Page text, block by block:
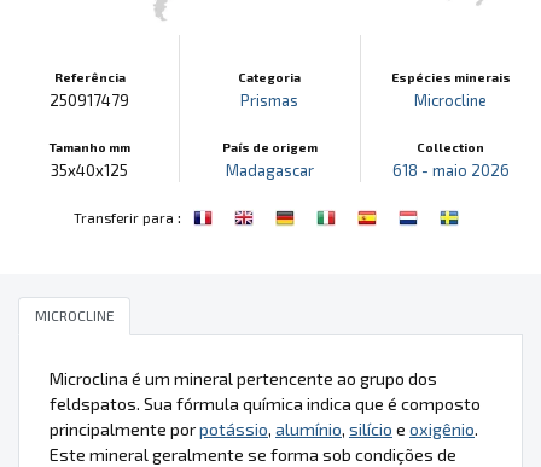
Referência
250917479
Tamanho mm
35x40x125
Categoria
Prismas
País de origem
Madagascar
Espécies minerais
Microcline
Collection
618 - maio 2026
Transferir para :
MICROCLINE
Microclina é um mineral pertencente ao grupo dos
feldspatos. Sua fórmula química indica que é composto
principalmente porpotássio, alumínio, silício e oxigênio.
Este mineral geralmente se forma sob condições de